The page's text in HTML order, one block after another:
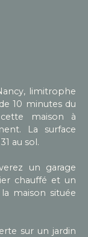
limitrophe
10 minutes du
maison à
La surface
au sol.
un garage
chauffé et un
maison située
sur un jardin